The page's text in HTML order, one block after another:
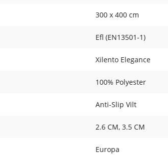
300 x 400 cm
Efl (EN13501-1)
Xilento Elegance
100% Polyester
Anti-Slip Vilt
2.6 CM, 3.5 CM
Europa